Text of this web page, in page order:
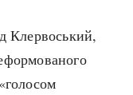
Клервоський,